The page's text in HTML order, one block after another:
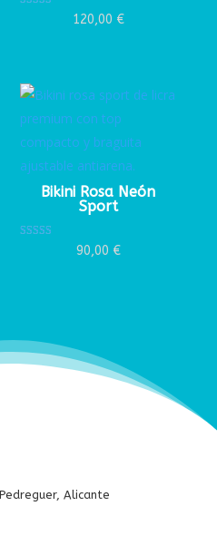
Valorado con120,00 €
Bikini Rosa Neón
Sport
Valorado con90,00 €
Alicante